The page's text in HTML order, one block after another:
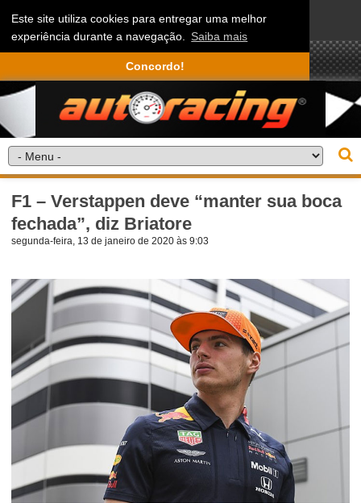
Este site utiliza cookies para entregar uma melhor
experiência durante a navegação. Saiba mais
Concordo!
F1 – Verstappen deve “manter sua boca
fechada”, diz Briatore
segunda-feira, 13 de janeiro de 2020 às 9:03